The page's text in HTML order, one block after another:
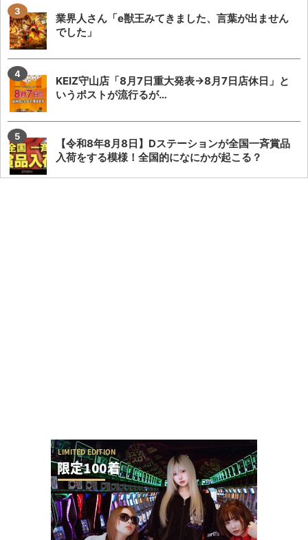
業界人さん「e獣王みてきました、言葉が出ません
でした」
KEIZ守山店「8月7日重大発表→8月7日店休日」と
いうポストが流行るが…
【令和8年8月8日】Dステーションが全国一斉賞品
入荷をする模様！全国的になにかが起こる？
声が出ず療養中の覚醒てえんださんが無申告・保
険証無しだと事実無根の疑いをかけられる